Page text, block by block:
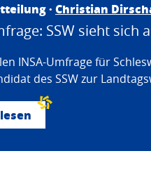
· Christian
SSW sieht sich
INSA-Umfrage für
des SSW zur